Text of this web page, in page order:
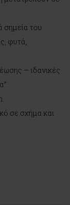
σημεία του
φυτά,
— ιδανικές
σε σχήμα και